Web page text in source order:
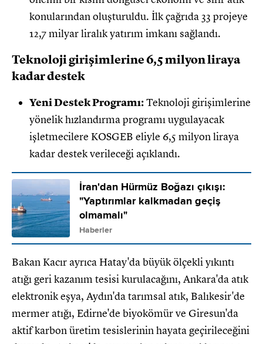
konularından oluşturuldu. İlk çağrıda 33 projeye
12,7 milyar liralık yatırım imkanı sağlandı.
Teknoloji girişimlerine 6,5 milyon liraya
kadar destek
Yeni Destek Programı:Teknoloji girişimlerine
yönelik hızlandırma programı uygulayacak
işletmecilere KOSGEB eliyle 6,5 milyon liraya
kadar destek verileceği açıklandı.
İran'dan Hürmüz Boğazı çıkışı:
"Yaptırımlar kalkmadan geçiş
olmamalı"
Haberler
Bakan Kacır ayrıca Hatay'da büyük ölçekli yıkıntı
atığı geri kazanım tesisi kurulacağını, Ankara'da atık
elektronik eşya, Aydın'da tarımsal atık, Balıkesir'de
mermer atığı, Edirne'de biyokömür ve Giresun'da
aktif karbon üretim tesislerinin hayata geçirileceğini